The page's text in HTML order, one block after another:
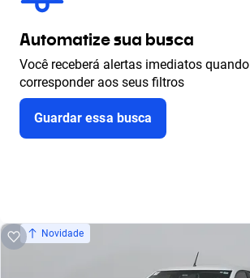
Automatize sua busca
Você receberá alertas imediatos
corresponder aos seus filtros
Guardar essa busca
Novidade